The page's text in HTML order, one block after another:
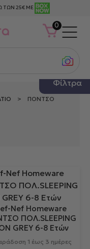
ΤΩΝ 25€ ΜΕ
0
> ΠΌΝΤΣΟ
Nef Homeware
ΠΟΛ.SLEEPING
GREY 6-8 Ετών
1 έως 3 ημέρες
Φίλτρα